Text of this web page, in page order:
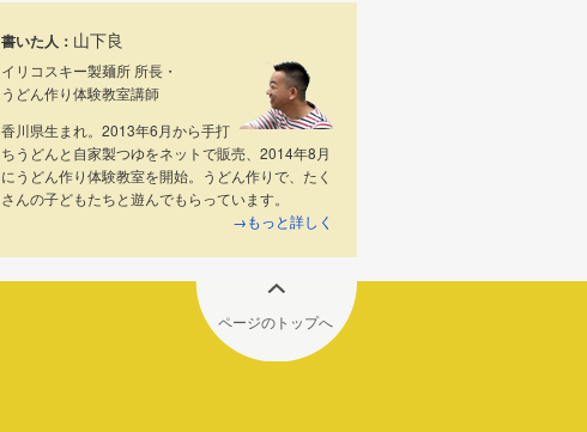
書いた人： 山下良
イリコスキー製麺所 所長・
うどん作り体験教室講師
香川県生まれ。2013年6月から手打
ちうどんと自家製つゆをネットで販売、2014年8月
にうどん作り体験教室を開始。うどん作りで、たく
さんの子どもたちと遊んでもらっています。
→もっと詳しく
ページのトップへ